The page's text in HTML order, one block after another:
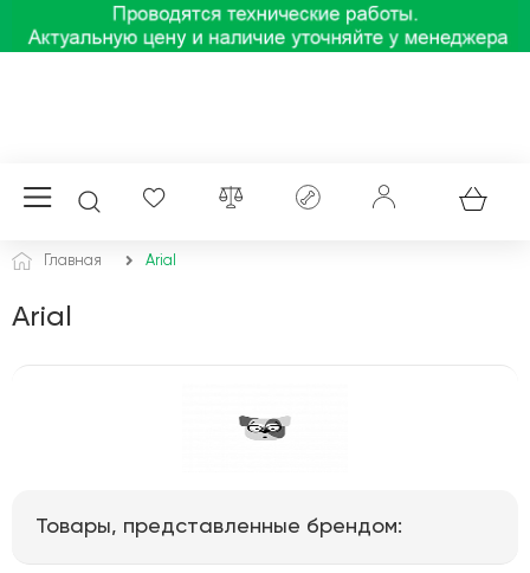
Главная Arial
Arial
Товары, представленные брендом: